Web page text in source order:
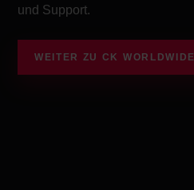
und Support.
WEITER ZU CK WORLDWIDE